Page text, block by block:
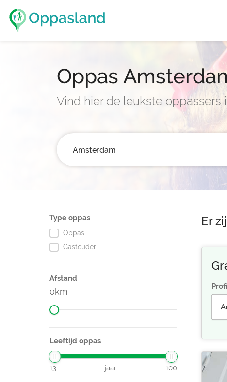
Oppas
Vind hier de leukste oppassers
Type oppas
Oppas
Gastouder
Afstand
0
Leeftijd oppas
13 jaar 100
Er